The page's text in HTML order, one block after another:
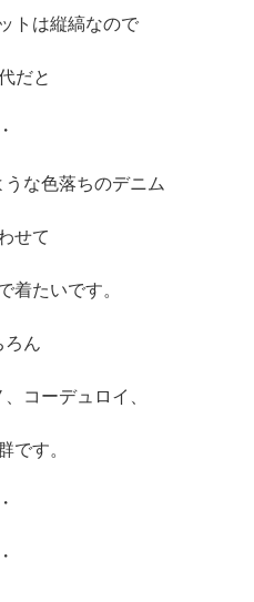
トは縦縞なので
だと
・
な色落ちのデニム
せて
着たいです。
ろん
コーデュロイ、
です。
・
・